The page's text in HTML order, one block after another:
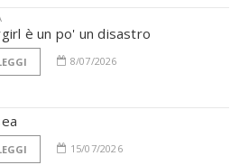
è un po' un disastro
8/07/2026
15/07/2026